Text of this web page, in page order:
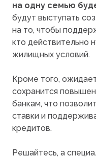
на одну семью
будут выступать
на то, чтобы
кто действительно
жилищных условий.
Кроме того,
сохранится
банкам, что
ставки и
кредитов.
Решайтесь, а